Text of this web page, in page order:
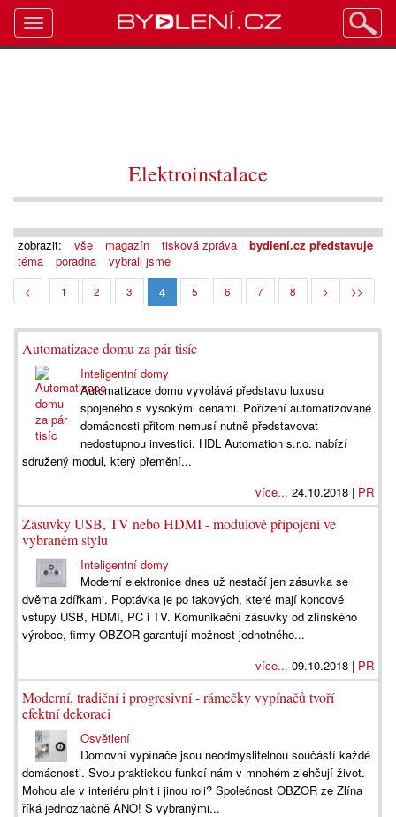
Elektroinstalace
zobrazit: vše magazín tisková zpráva
bydlení.cz představuje
téma
poradna vybrali jsme
< 1 2 3 4 5 6 7 8 > >>
Automatizace domu za pár tisíc
Inteligentní domy
Automatizace domu vyvolává představu luxusu
spojeného s vysokými cenami. Pořízení automatizované
domácnosti přitom nemusí nutně představovat
nedostupnou investici. HDL Automation s.r.o. nabízí
sdružený modul, který přemění...
více... 24.10.2018 | PR
Zásuvky USB, TV nebo HDMI - modulové připojení ve
vybraném stylu
Inteligentní domy
Moderní elektronice dnes už nestačí jen zásuvka se
dvěma zdířkami. Poptávka je po takových, které mají koncové
vstupy USB, HDMI, PC i TV. Komunikační zásuvky od zlínského
výrobce, firmy OBZOR garantují možnost jednotného...
více... 09.10.2018 | PR
Moderní, tradiční i progresivní - rámečky vypínačů tvoří
efektní dekoraci
Osvětlení
Domovní vypínače jsou neodmyslitelnou součástí každé
domácnosti. Svou praktickou funkcí nám v mnohém zlehčují život.
Mohou ale v interiéru plnit i jinou roli? Společnost OBZOR ze Zlína
říká jednoznačně ANO! S vybranými...
Toggle
navigation